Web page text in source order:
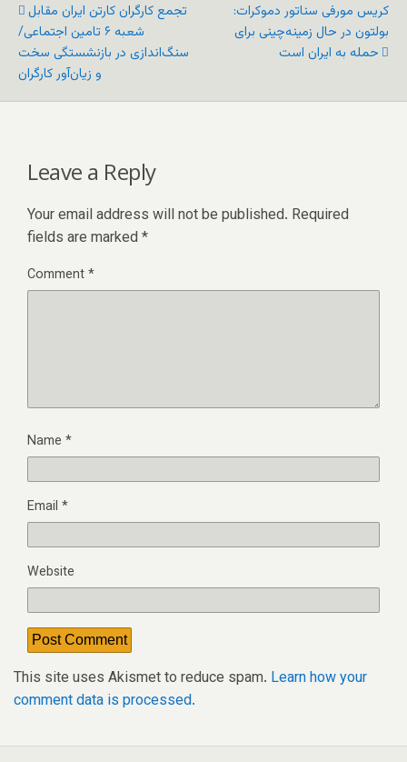
تجمع کارگران کارتن ایران مقابل
شعبه ۶ تامین اجتماعی/
سنگ‌اندازی در بازنشستگی سخت
و زیان‌آور کارگران
کریس مورفی سناتور دموکرات:
بولتون در حال زمینه‌چینی برای
حمله به ایران است
Leave a Reply
Your email address will not be published. Required
fields are marked *
Comment*
Name *
Email *
Website
This site uses Akismet to reduce spam. Learn how your
comment data is processed.